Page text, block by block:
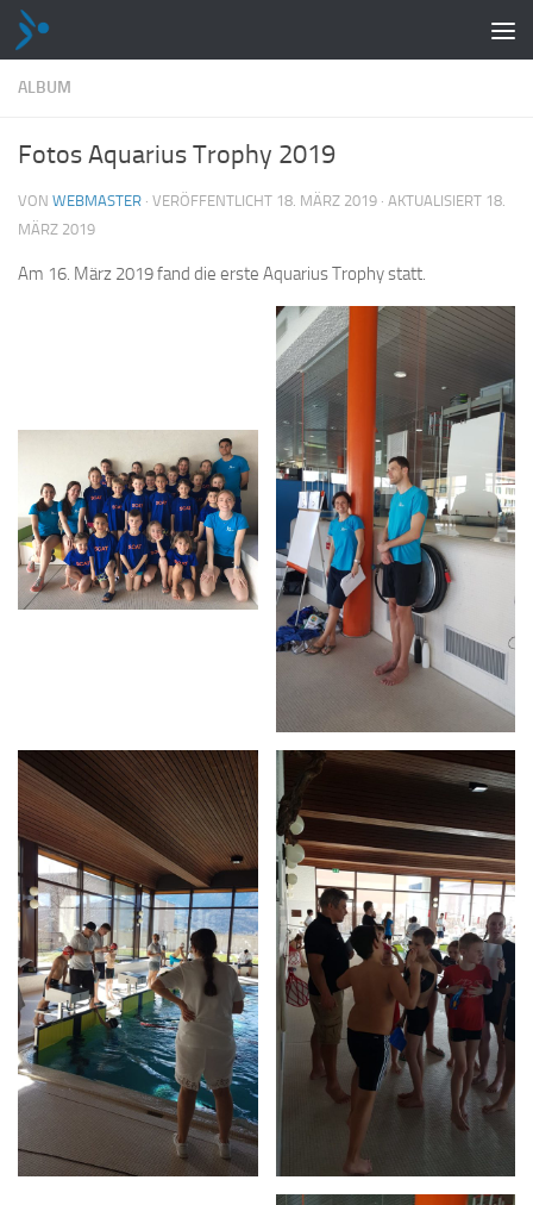
Zum Inhalt springen
ALBUM
Fotos Aquarius Trophy 2019
VON WEBMASTER · VERÖFFENTLICHT 18. MÄRZ 2019 · AKTUALISIERT 18.
MÄRZ 2019
Am 16. März 2019 fand die erste Aquarius Trophy statt.